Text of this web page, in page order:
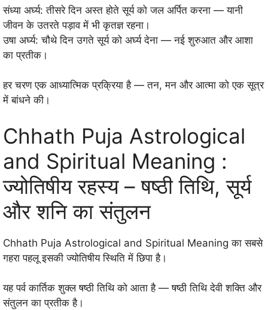
संध्या अर्घ्य: तीसरे दिन अस्त होते सूर्य को जल अर्पित करना — यानी
जीवन के उतरते पड़ाव में भी कृतज्ञ रहना।
उषा अर्घ्य: चौथे दिन उगते सूर्य को अर्घ्य देना — नई शुरुआत और आशा
का प्रतीक।
हर चरण एक आध्यात्मिक प्रक्रिया है — तन, मन और आत्मा को एक सूत्र
में बांधने की।
Chhath Puja Astrological
and Spiritual Meaning :
ज्योतिषीय रहस्य – षष्ठी तिथि, सूर्य
और शनि का संतुलन
Chhath Puja Astrological and Spiritual Meaning का सबसे
गहरा पहलू इसकी ज्योतिषीय स्थिति में छिपा है।
यह पर्व कार्तिक शुक्ल षष्ठी तिथि को आता है — षष्ठी तिथि देवी शक्ति और
संतुलन का प्रतीक है।